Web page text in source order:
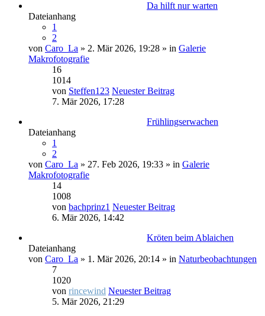
Da hilft nur warten
Dateianhang
1
2
von Caro_La » 2. Mär 2026, 19:28 » in Galerie
Makrofotografie
16
1014
von Steffen123 Neuester Beitrag
7. Mär 2026, 17:28
Frühlingserwachen
Dateianhang
1
2
von Caro_La » 27. Feb 2026, 19:33 » in Galerie
Makrofotografie
14
1008
von bachprinz1 Neuester Beitrag
6. Mär 2026, 14:42
Kröten beim Ablaichen
Dateianhang
von Caro_La » 1. Mär 2026, 20:14 » in Naturbeobachtungen
7
1020
von rincewind Neuester Beitrag
5. Mär 2026, 21:29